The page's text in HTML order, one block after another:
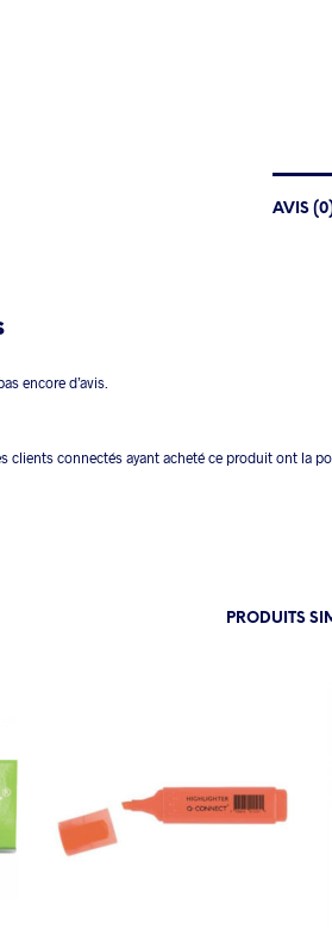
AVIS
encore d’avis.
clients connectés ayant acheté ce produit ont la
PRODUITS